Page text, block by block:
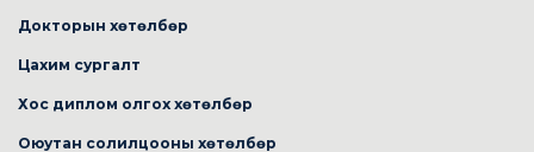
Докторын хөтөлбөр
Цахим сургалт
Хос диплом олгох хөтөлбөр
Оюутан солилцооны хөтөлбөр